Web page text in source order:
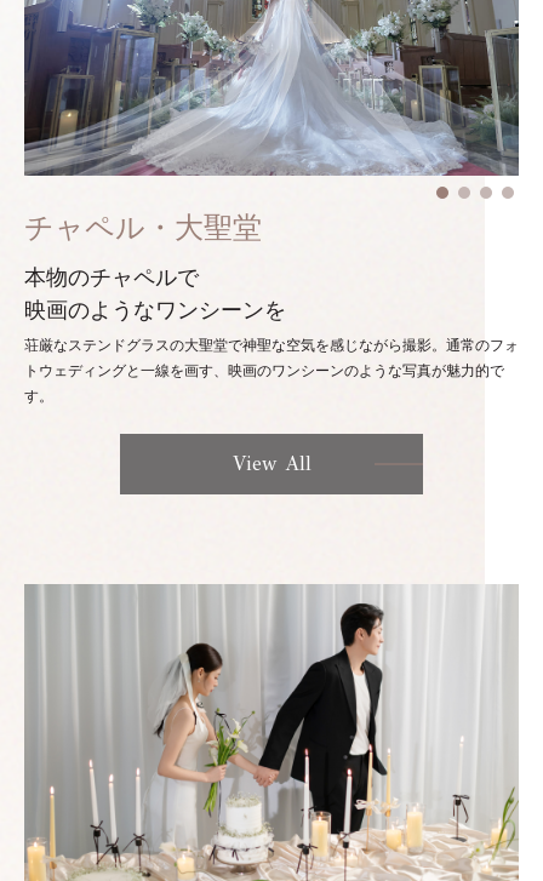
チャペル・大聖堂
本物のチャペルで
映画のようなワンシーンを
荘厳なステンドグラスの大聖堂で神聖な空気を感じながら撮影。通常のフォ
トウェディングと一線を画す、映画のワンシーンのような写真が魅力的で
す。
View All